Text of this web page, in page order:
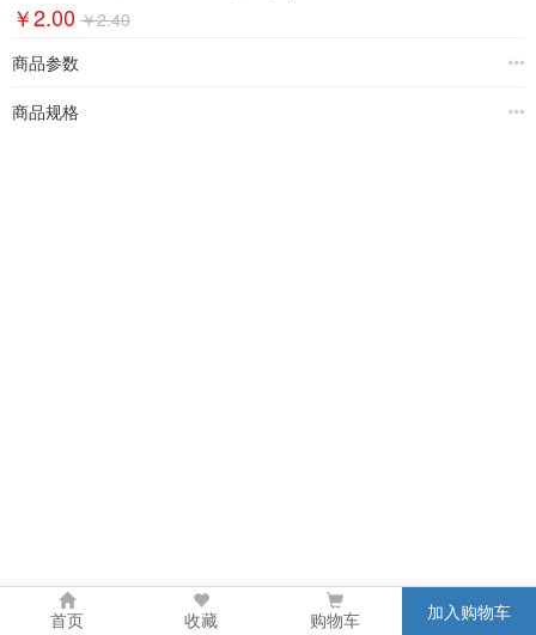
￥2.00 ￥2.40
商品参数
商品规格
首页 收藏 购物车 加入购物车